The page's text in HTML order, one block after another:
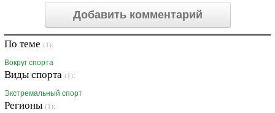
Добавить комментарий
По теме (1):
Вокруг спорта
Виды спорта (1):
Экстремальный спорт
Регионы (1):